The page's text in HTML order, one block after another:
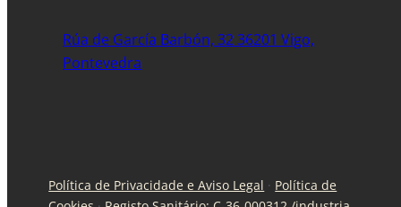
Rúa de García Barbón, 32 36201 Vigo,
Pontevedra
Política de Privacidade e Aviso Legal · Política de